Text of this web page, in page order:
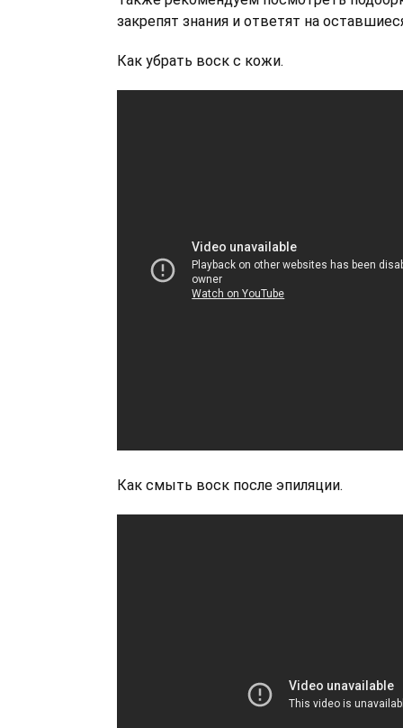
закрепят знания и ответят на
Как убрать воск с кожи.
Как смыть воск после эпиляции.